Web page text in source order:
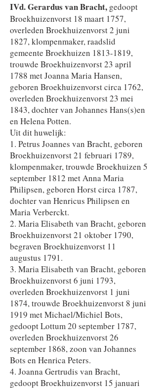
IVd.Gerardus van Bracht, gedoopt
Broekhuizenvorst 18 maart 1757,
overleden Broekhuizenvorst 2 juni
1827, klompenmaker, raadslid
gemeente Broekhuizen 1813-1819,
trouwde Broekhuizenvorst 23 april
1788 met Joanna Maria Hansen,
geboren Broekhuizenvorst circa 1762,
overleden Broekhuizenvorst 23 mei
1843, dochter van Johannes Hans(s)en
en Helena Potten.
Uit dit huwelijk:
1. Petrus Joannes van Bracht, geboren
Broekhuizenvorst 21 februari 1789,
klompenmaker, trouwde Broekhuizen 5
september 1812 met Anna Maria
Philipsen, geboren Horst circa 1787,
dochter van Henricus Philipsen en
Maria Verberckt.
2. Maria Elisabeth van Bracht, geboren
Broekhuizenvorst 21 oktober 1790,
begraven Broekhuizenvorst 11
augustus 1791.
3. Maria Elisabeth van Bracht, geboren
Broekhuizenvorst 6 juni 1793,
overleden Broekhuizenvorst 1 juni
1874, trouwde Broekhuizenvorst 8 juni
1919 met Michael/Michiel Bots,
gedoopt Lottum 20 september 1787,
overleden Broekhuizenvorst 26
september 1868, zoon van Johannes
Bots en Henrica Peters.
4. Joanna Gertrudis van Bracht,
gedoopt Broekhuizenvorst 15 januari